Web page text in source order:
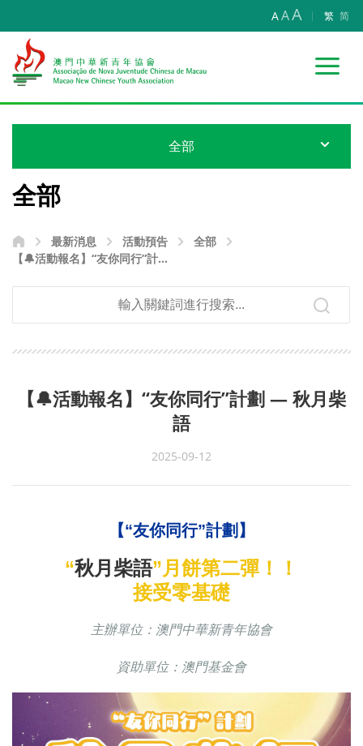
AAA 繁 简
全部
全部
最新消息 活動預告
全部
【🔔活動報名】“友你同行”計劃
【🔔活動報名】“友你同行”計劃 — 秋月柴
語
2025-09-12
【“友你同行”計劃】
“秋月柴語”月餅第二彈！！
接受零基礎
主辦單位：澳門中華新青年協會
資助單位：澳門基金會